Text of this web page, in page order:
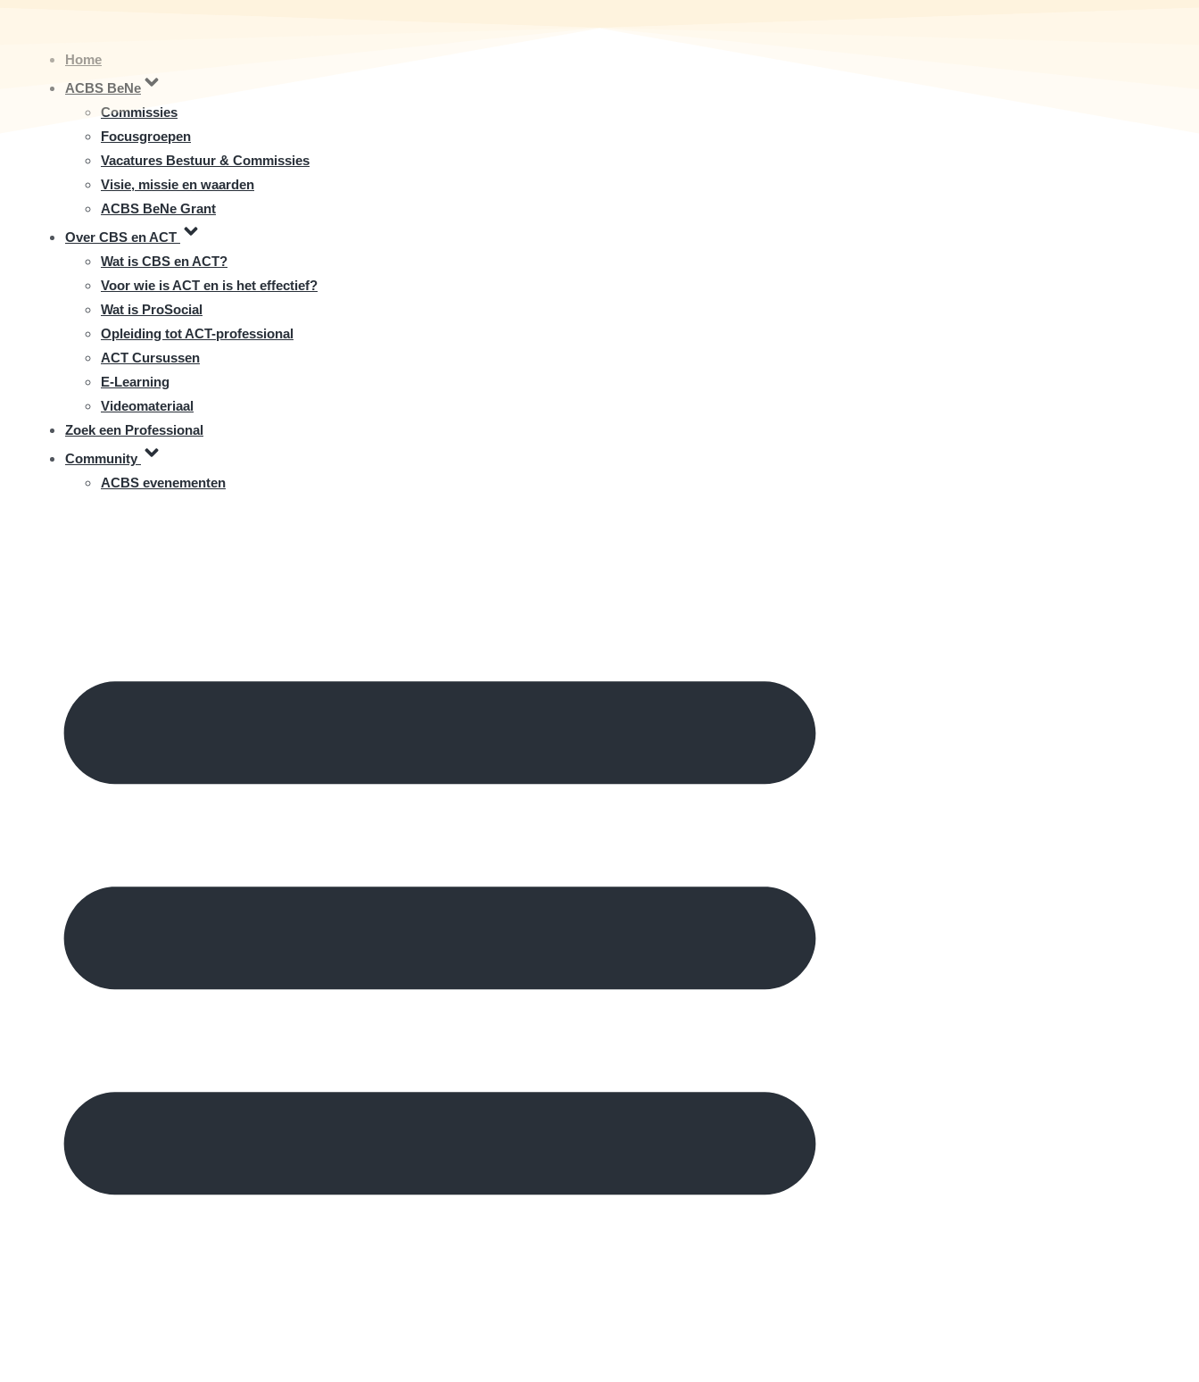
content
Home
ACBS BeNe
Commissies
Focusgroepen
Vacatures Bestuur & Commissies
Visie, missie en waarden
ACBS BeNe Grant
Over CBS en ACT
Wat is CBS en ACT?
Voor wie is ACT en is het effectief?
Wat is ProSocial
Opleiding tot ACT-professional
ACT Cursussen
E-Learning
Videomateriaal
Zoek een Professional
Community
ACBS evenementen